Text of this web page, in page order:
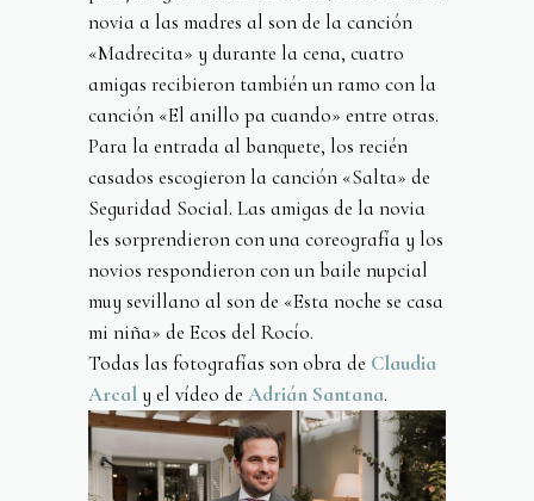
novia a las madres al son de la canción
«Madrecita» y durante la cena, cuatro
amigas recibieron también un ramo con la
canción «El anillo pa cuando» entre otras.
Para la entrada al banquete, los recién
casados escogieron la canción «Salta» de
Seguridad Social. Las amigas de la novia
les sorprendieron con una coreografía y los
novios respondieron con un baile nupcial
muy sevillano al son de «Esta noche se casa
mi niña» de Ecos del Rocío.
Todas las fotografías son obra de Claudia
Arcal y el vídeo de Adrián Santana.